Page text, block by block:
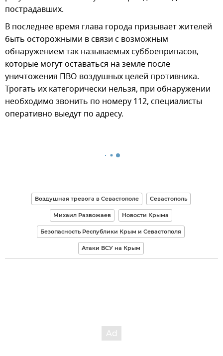
пострадавших.
В последнее время глава города призывает жителей
быть осторожными в связи с возможным
обнаружением так называемых суббоеприпасов,
которые могут оставаться на земле после
уничтожения ПВО воздушных целей противника.
Трогать их категорически нельзя, при обнаружении
необходимо звонить по номеру 112, специалисты
оперативно выедут по адресу.
Воздушная тревога в Севастополе Севастополь
Михаил Развожаев Новости Крыма
Безопасность Республики Крым и Севастополя
Атаки ВСУ на Крым